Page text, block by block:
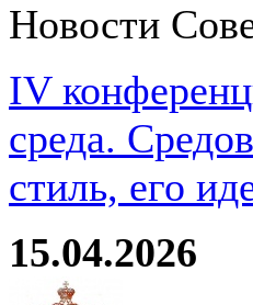
Новости
IV
среда.
стиль, его
15.04.2026